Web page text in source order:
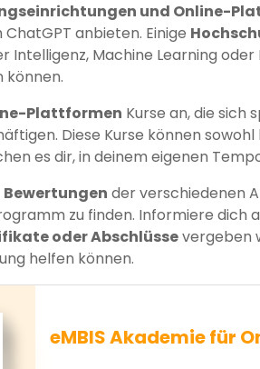
und Online-
anbieten. Einige
Intelligenz, Machine Learning
können.
Plattformen Kurse an, die sich
Diese Kurse können
es dir, in deinem eigenen
der verschiedenen
zu finden. Informiere dich
oder Abschlüssevergeben
helfen können.
eMBIS Akademie für